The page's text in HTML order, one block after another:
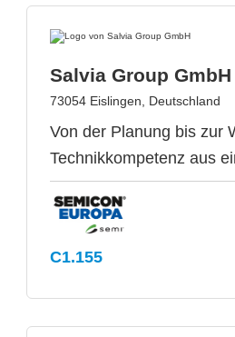
Salvia Group GmbH
73054 Eislingen, Deutschland
Von der Planung bis zur
Technikkompetenz aus
C1.155